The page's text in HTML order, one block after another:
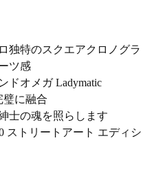
独特のスクエアクロノグラ
ツ感
ドオメガ Ladymatic
璧に融合
士の魂を照らします
ストリートアート エディシ